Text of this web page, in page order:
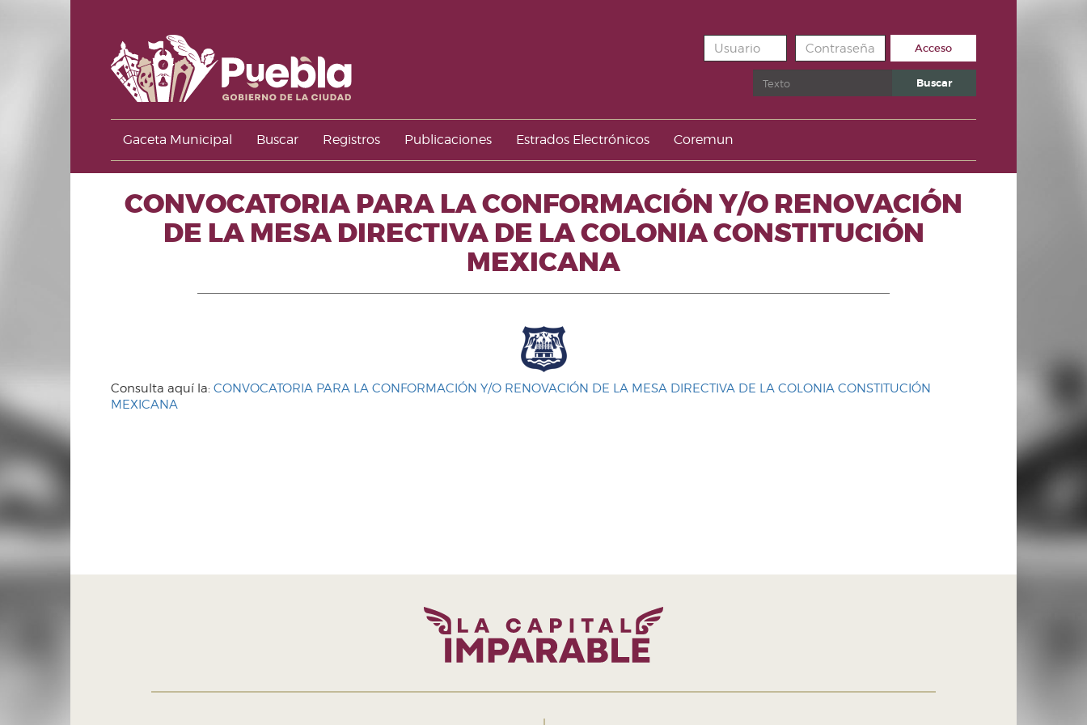
Acceso
Buscar Buscar
Gaceta Municipal Buscar Registros Publicaciones Estrados Electrónicos Coremun
CONVOCATORIA PARA LA CONFORMACIÓN Y/O RENOVACIÓN
DE LA MESA DIRECTIVA DE LA COLONIA CONSTITUCIÓN
MEXICANA
Consulta aquí la: CONVOCATORIA PARA LA CONFORMACIÓN Y/O RENOVACIÓN DE LA MESA DIRECTIVA DE LA COLONIA CONSTITUCIÓN
MEXICANA